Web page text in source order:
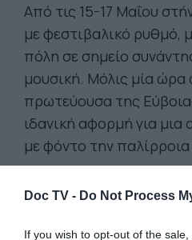
Doc TV - Do Not Process
If you wish to opt-out of the
Από τις 15-17 Μαΐου
με φεστιβαλικό ρυθμό,
πόλη σε σημείο
μουσική. Μόλις μία
πρωτεύουσα της
ιδανική αφορμή για μια
με φόντο την
εμβληματικό Κόκκινο